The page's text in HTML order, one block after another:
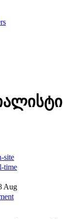
site
time
Aug